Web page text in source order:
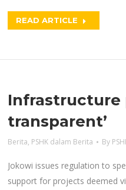
READ ARTICLE
Infrastructure
transparent’
Berita, PSHK dalam Berita By
Jokowi issues regulation to
support for projects deemed